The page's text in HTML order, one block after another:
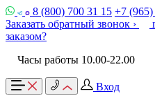
8 (800) 700 31 15 +7
Заказать обратный звонок ›
заказом?
Часы работы 10.00-22.00
Вход